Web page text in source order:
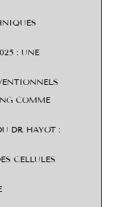
: UNE
COMME
DR HAYOT :
CELLULES